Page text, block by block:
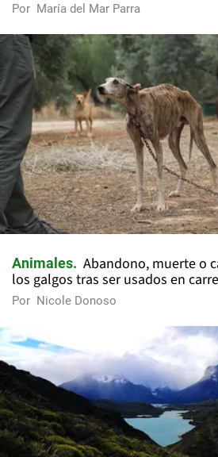
Por María del Mar Parra
Animales
Abandono, muerte o
los galgos tras ser usados en
Por Nicole Donoso